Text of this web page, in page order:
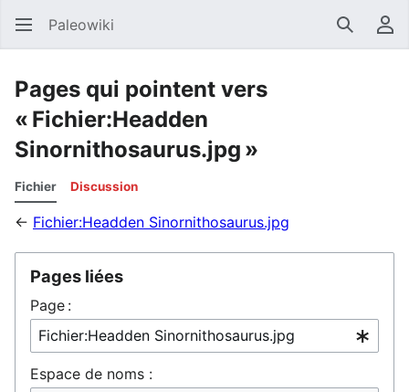
Paleowiki
Pages qui pointent vers
« Fichier:Headden
Sinornithosaurus.jpg »
Fichier Discussion
← Fichier:Headden Sinornithosaurus.jpg
Pages liées
Page :
Espace de noms :